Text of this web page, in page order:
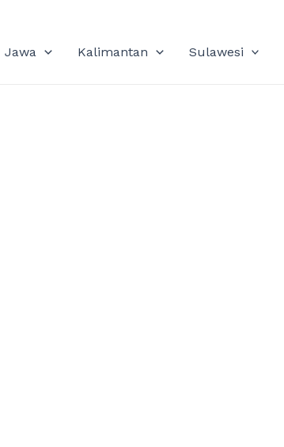
Jawa Kalimantan Sulawesi